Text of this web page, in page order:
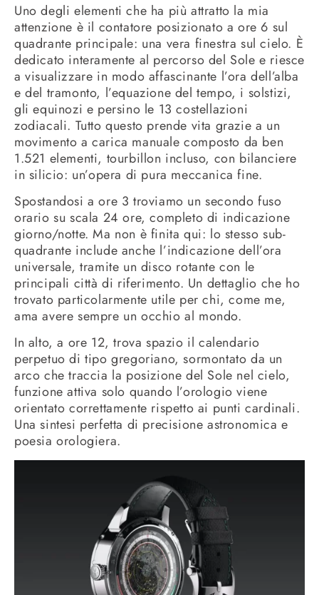
Uno degli elementi che ha più attratto la mia
attenzione è il contatore posizionato a ore 6 sul
quadrante principale: una vera finestra sul cielo. È
dedicato interamente al percorso del Sole e riesce
a visualizzare in modo affascinante l’ora dell’alba
e del tramonto, l’equazione del tempo, i solstizi,
gli equinozi e persino le 13 costellazioni
zodiacali. Tutto questo prende vita grazie a un
movimento a carica manuale composto da ben
1.521 elementi, tourbillon incluso, con bilanciere
in silicio: un’opera di pura meccanica fine.
Spostandosi a ore 3 troviamo un secondo fuso
orario su scala 24 ore, completo di indicazione
giorno/notte. Ma non è finita qui: lo stesso sub-
quadrante include anche l’indicazione dell’ora
universale, tramite un disco rotante con le
principali città di riferimento. Un dettaglio che ho
trovato particolarmente utile per chi, come me,
ama avere sempre un occhio al mondo.
In alto, a ore 12, trova spazio il calendario
perpetuo di tipo gregoriano, sormontato da un
arco che traccia la posizione del Sole nel cielo,
funzione attiva solo quando l’orologio viene
orientato correttamente rispetto ai punti cardinali.
Una sintesi perfetta di precisione astronomica e
poesia orologiera.